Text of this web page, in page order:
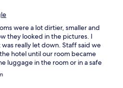
were a lot dirtier, smaller and
they looked in the pictures. I
really let down. Staff said we
hotel until our room became
luggage in the room or in a safe
They left the bags in the front
the pictures, it much worse in